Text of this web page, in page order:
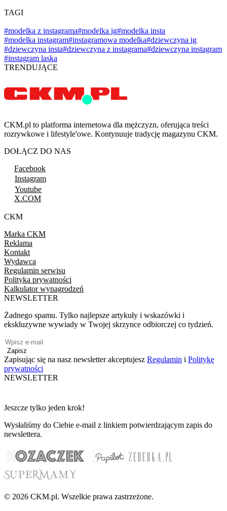
TAGI
#modelka z instagrama#modelka ig#modelka insta
#modelka instagram#instagramowa modelka#dziewczyna ig
#dziewczyna insta#dziewczyna z instagrama#dziewczyna instagram
#instagram laska
TRENDUJĄCE
CKM.pl to platforma internetowa dla mężczyzn, oferująca treści
rozrywkowe i lifestyle'owe. Kontynuuje tradycję magazynu CKM.
DOŁĄCZ DO NAS
Facebook
Instagram
Youtube
X.COM
CKM
Marka CKM
Reklama
Kontakt
Wydawca
Regulamin serwisu
Polityka prywatności
Kalkulator wynagrodzeń
NEWSLETTER
Żadnego spamu. Tylko najlepsze artykuły i wskazówki i
ekskluzywne wywiady w Twojej skrzynce odbiorczej co tydzień.
Zapisz
Zapisując się na nasz newsletter akceptujesz Regulamin i Politykę
prywatności
NEWSLETTER
Jeszcze tylko jeden krok!
Wysłaliśmy do Ciebie e-mail z linkiem potwierdzającym zapis do
newslettera.
© 2026 CKM.pl. Wszelkie prawa zastrzeżone.